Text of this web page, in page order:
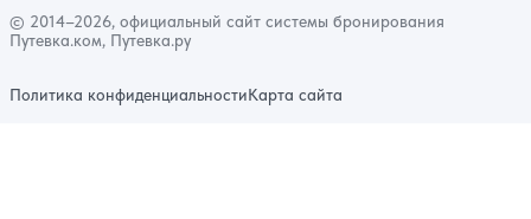
© 2014–2026, официальный сайт системы бронирования
Путевка.ком, Путевка.ру
Политика конфиденциальностиКарта сайта